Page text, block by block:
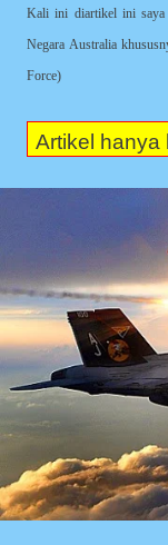
Kali ini diartikel ini saya
Negara Australia
Force)
Artikel hanya